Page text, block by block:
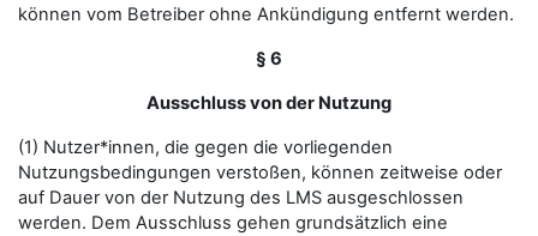
können vom Betreiber ohne Ankündigung entfernt werden.
§ 6
Ausschluss von der Nutzung
(1) Nutzer*innen, die gegen die vorliegenden
Nutzungsbedingungen verstoßen, können zeitweise oder
auf Dauer von der Nutzung des LMS ausgeschlossen
werden. Dem Ausschluss gehen grundsätzlich eine